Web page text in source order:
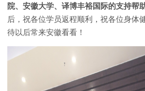
院、安徽大学、译博丰裕国际的支持帮
后，祝各位学员返程顺利，祝各位身体
待以后常来安徽看看！